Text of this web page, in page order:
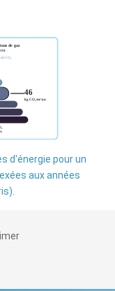
d'énergie pour un
aux années